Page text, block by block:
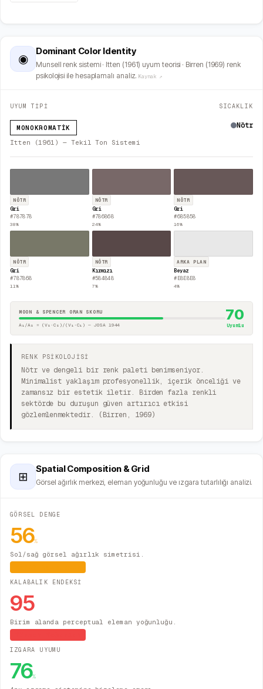
◉
Dominant Color Identity
Munsell renk sistemi · Itten (1961) uyum teorisi · Birren (1969) renk
psikolojisi ile hesaplamalı analiz. Kaynak ↗
UYUM TİPİ
MONOKROMATIK
Itten (1961) — Tekil Ton Sistemi
SICAKLIK
Nötr
NÖTR
Gri
#787878
38%
NÖTR
Gri
#786868
24%
NÖTR
Gri
#685858
16%
NÖTR
Gri
#787868
11%
NÖTR
Kırmızı
#584848
7%
ARKA PLAN
Beyaz
#E8E8E8
4%
MOON & SPENCER ORAN SKORU
A₁/A₂ = (V₂·C₂)/(V₁·C₁) — JOSA 1944
70
Uyumlu
RENK PSİKOLOJİSİ
Nötr ve dengeli bir renk paleti benimseniyor.
Minimalist yaklaşım profesyonellik, içerik önceliği ve
zamansız bir estetik iletir. Birden fazla renkli
sektörde bu duruşun güven artırıcı etkisi
gözlemlenmektedir. (Birren, 1969)
⊞
Spatial Composition & Grid
Görsel ağırlık merkezi, eleman yoğunluğu ve ızgara tutarlılığı analizi.
GÖRSEL DENGE
56%
Sol/sağ görsel ağırlık simetrisi.
KALABALIK ENDEKSİ
95
Birim alanda perceptual eleman yoğunluğu.
IZGARA UYUMU
76%